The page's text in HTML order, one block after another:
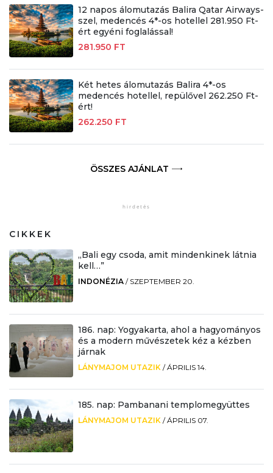
12 napos álomutazás Balira Qatar Airways-
szel, medencés 4*-os hotellel 281.950 Ft-
ért egyéni foglalással!
281.950 FT
Két hetes álomutazás Balira 4*-os
medencés hotellel, repülővel 262.250 Ft-
ért!
262.250 FT
ÖSSZES AJÁNLAT
CIKKEK
„Bali egy csoda, amit mindenkinek látnia
kell…”
INDONÉZIA / SZEPTEMBER 20.
186. nap: Yogyakarta, ahol a hagyományos
és a modern művészetek kéz a kézben
járnak
LÁNYMAJOM UTAZIK /ÁPRILIS 14.
185. nap: Pambanani templomegyüttes
LÁNYMAJOM UTAZIK /ÁPRILIS 07.